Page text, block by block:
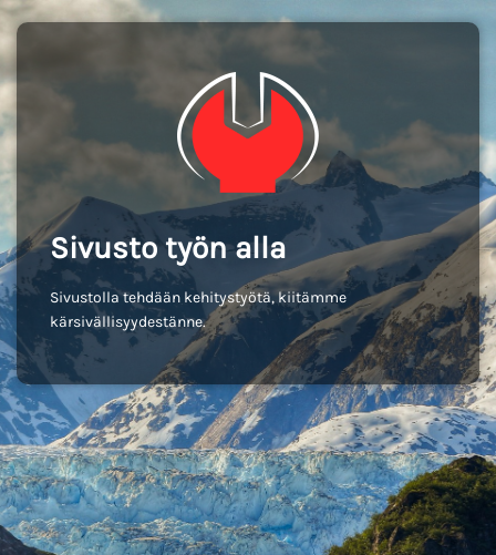
Sivusto työn alla
Sivustolla tehdään kehitystyötä, kiitämme
kärsivällisyydestänne.